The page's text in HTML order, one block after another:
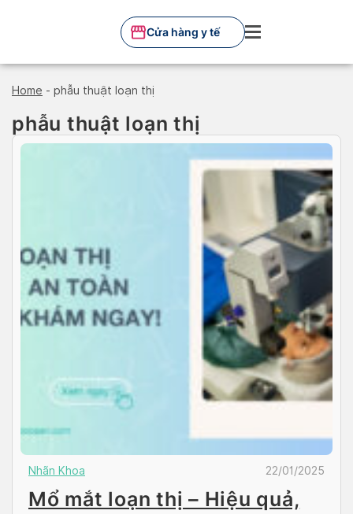
Cửa hàng y tế
Home - phẫu thuật loạn thị
phẫu thuật loạn thị
Nhãn Khoa 22/01/2025
Mổ mắt loạn thị – Hiệu quả,